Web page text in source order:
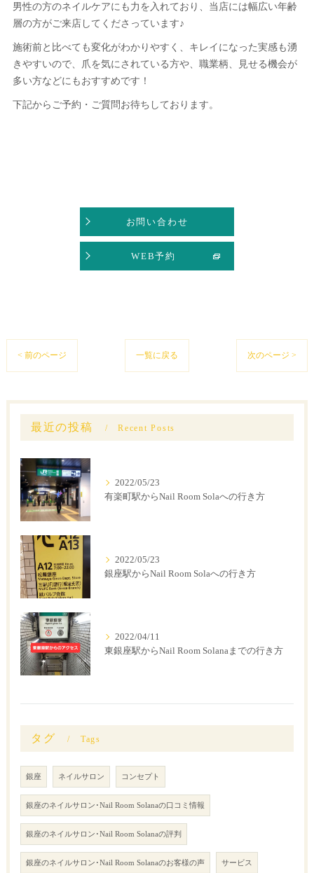
男性の方のネイルケアにも力を入れており、当店には幅広い年齢
層の方がご来店してくださっています♪
施術前と比べても変化がわかりやすく、キレイになった実感も湧
きやすいので、爪を気にされている方や、職業柄、見せる機会が
多い方などにもおすすめです！
下記からご予約・ご質問お待ちしております。
お問い合わせ
WEB予約
< 前のページ 一覧に戻る 次のページ >
最近の投稿 Recent Posts
2022/05/23
有楽町駅からNail Room Solaへの行き方
2022/05/23
銀座駅からNail Room Solaへの行き方
2022/04/11
東銀座駅からNail Room Solanaまでの行き方
タグ Tags
銀座 ネイルサロン コンセプト
銀座のネイルサロン･Nail Room Solanaの口コミ情報
銀座のネイルサロン･Nail Room Solanaの評判
銀座のネイルサロン･Nail Room Solanaのお客様の声 サービス